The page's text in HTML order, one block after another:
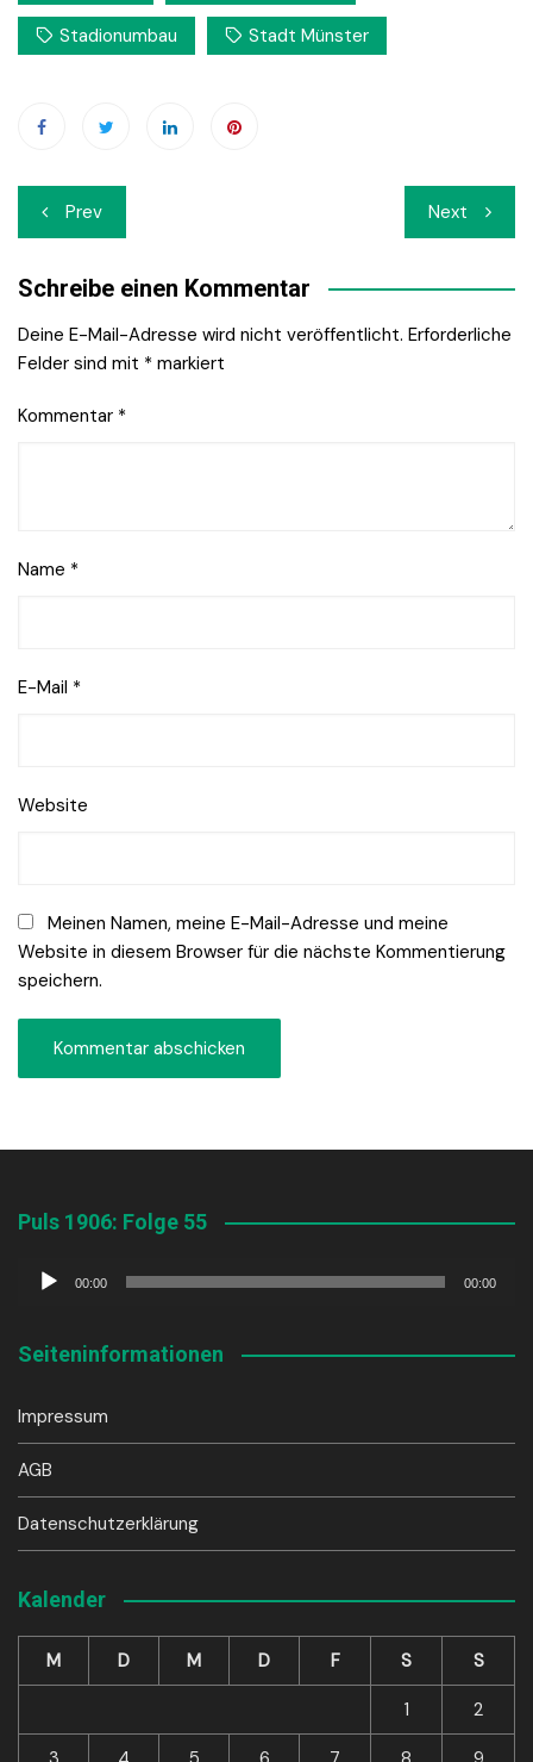
Stadionumbau Stadt Münster
Beitrags-
Navigation
Prev Next
Schreibe einen Kommentar
Deine E-Mail-Adresse wird nicht veröffentlicht. Erforderliche
Felder sind mit * markiert
Kommentar *
Name *
E-Mail *
Website
Meinen Namen, meine E-Mail-Adresse und meine
Website in diesem Browser für die nächste Kommentierung
speichern.
Puls 1906: Folge 55
Audio-
00:00 00:00
Seiteninformationen
Impressum
AGB
Datenschutzerklärung
Kalender
M D M D F S S
1 2